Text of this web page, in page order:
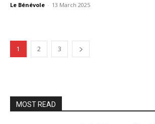
Le Bénévole - 13 March 2025
1 2 3
MOST READ